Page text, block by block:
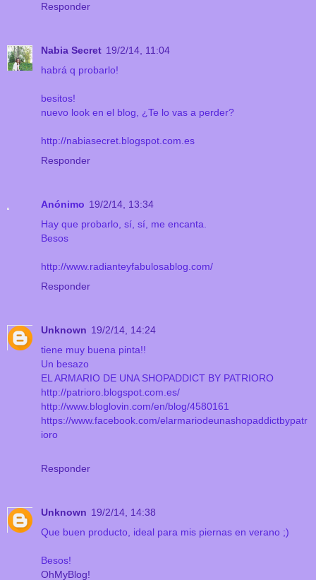
Responder
Nabia Secret 19/2/14, 11:04
habrá q probarlo!
besitos!
nuevo look en el blog, ¿Te lo vas a perder?
http://nabiasecret.blogspot.com.es
Responder
Anónimo 19/2/14, 13:34
Hay que probarlo, sí, sí, me encanta.
Besos
http://www.radianteyfabulosablog.com/
Responder
Unknown 19/2/14, 14:24
tiene muy buena pinta!!
Un besazo
EL ARMARIO DE UNA SHOPADDICT BY PATRIORO
http://patrioro.blogspot.com.es/
http://www.bloglovin.com/en/blog/4580161
https://www.facebook.com/elarmariodeunashopaddictbypatr
ioro
Responder
Unknown 19/2/14, 14:38
Que buen producto, ideal para mis piernas en verano ;)
Besos!
OhMyBlog!